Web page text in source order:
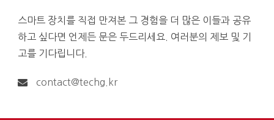
스마트 장치를 직접 만져본 그 경험을 더 많은 이들과 공유
하고 싶다면 언제든 문은 두드리세요. 여러분의 제보 및 기
고를 기다립니다.
contact@techg.kr